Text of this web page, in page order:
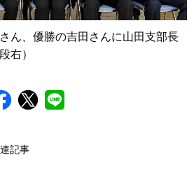
ん、優勝の吉田さんに山田支部長
右）
記事